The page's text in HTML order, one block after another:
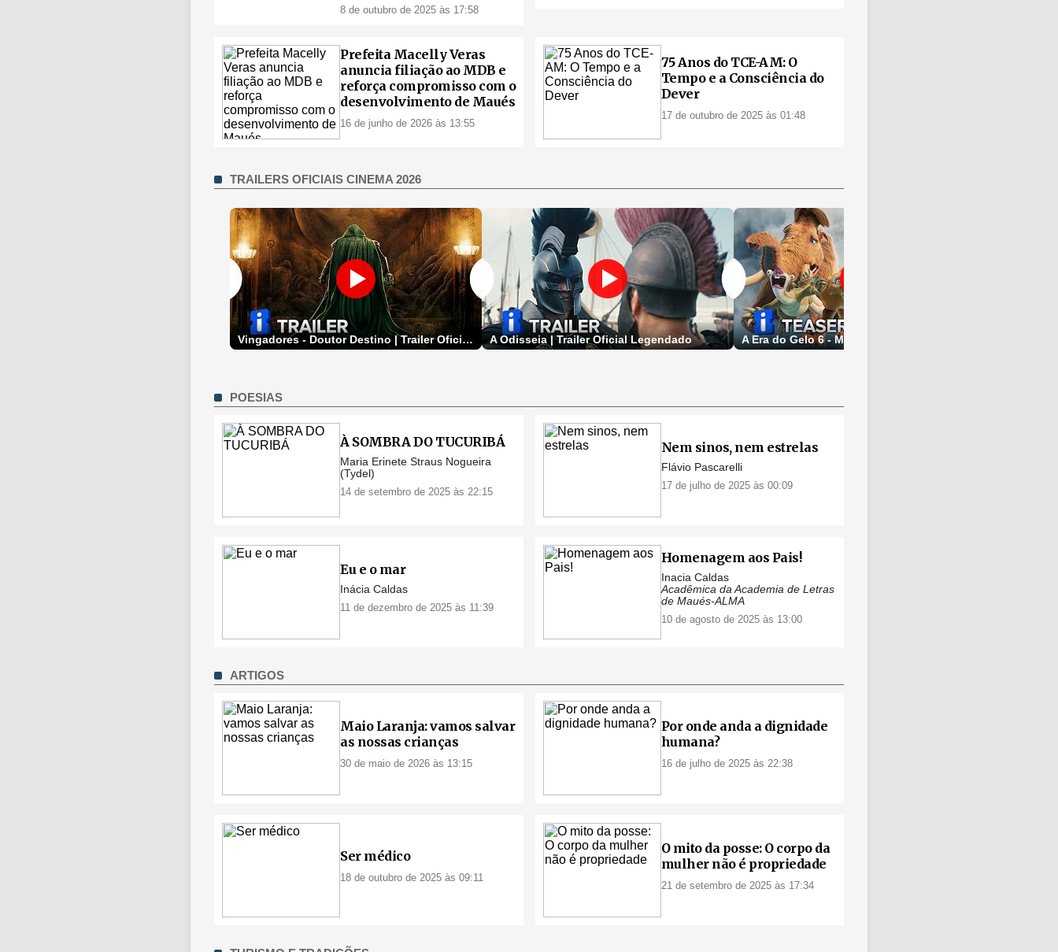
8 de outubro de 2025 às 17:58
Prefeita Macelly Veras
anuncia filiação ao MDB e
reforça compromisso com o
desenvolvimento de Maués
16 de junho de 2026 às 13:55
75 Anos do TCE-AM: O
Tempo e a Consciência do
Dever
17 de outubro de 2025 às 01:48
TRAILERS OFICIAIS CINEMA 2026
Vingadores - Doutor Destino | Trailer Oficial Dublado A Odisseia | Trailer Oficial Legendado
POESIAS
À SOMBRA DO TUCURIBÁ
Maria Erinete Straus Nogueira
(Tydel)
14 de setembro de 2025 às 22:15
Nem sinos, nem estrelas
Flávio Pascarelli
17 de julho de 2025 às 00:09
Eu e o mar
Inácia Caldas
11 de dezembro de 2025 às 11:39
Homenagem aos Pais!
Inacia Caldas
Acadêmica da Academia de Letras
de Maués-ALMA
10 de agosto de 2025 às 13:00
ARTIGOS
Maio Laranja: vamos salvar
as nossas crianças
30 de maio de 2026 às 13:15
Por onde anda a dignidade
humana?
16 de julho de 2025 às 22:38
Ser médico
18 de outubro de 2025 às 09:11
O mito da posse: O corpo da
mulher não é propriedade
21 de setembro de 2025 às 17:34